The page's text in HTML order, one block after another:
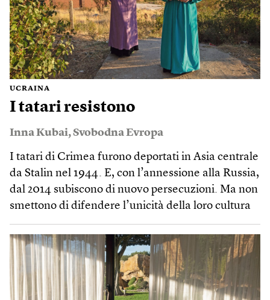
UCRAINA
I tatari resistono
Inna Kubai,Svobodna Evropa
I tatari di Crimea furono deportati in Asia centrale
da Stalin nel 1944. E, con l’annessione alla Russia,
dal 2014 subiscono di nuovo persecuzioni. Ma non
smettono di difendere l’unicità della loro cultura